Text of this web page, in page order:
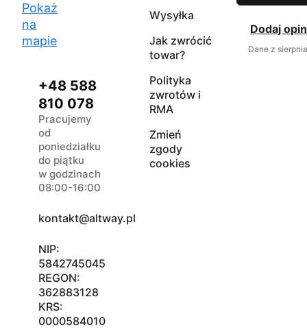
Pokaż
na
mapie
+48 588
810 078
Pracujemy
od
poniedziałku
do piątku
w godzinach
08:00-16:00
kontakt@altway.pl
NIP:
5842745045
REGON:
362883128
KRS:
0000584010
Wysyłka
Jak zwrócić
towar?
Polityka
zwrotów i
RMA
Zmień
zgody
cookies
Dodaj
Dane z